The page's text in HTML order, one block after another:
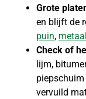
Grote
en blijft de
puin, metaal
Check of
lijm,
vervuild